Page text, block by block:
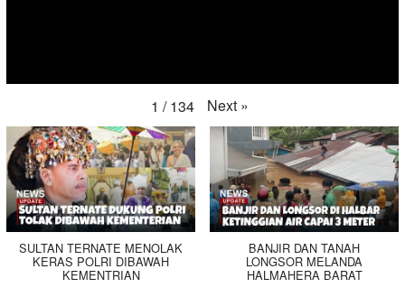
1 / 134 Next »
SULTAN TERNATE MENOLAK
KERAS POLRI DIBAWAH
KEMENTRIAN
BANJIR DAN TANAH
LONGSOR MELANDA
HALMAHERA BARAT